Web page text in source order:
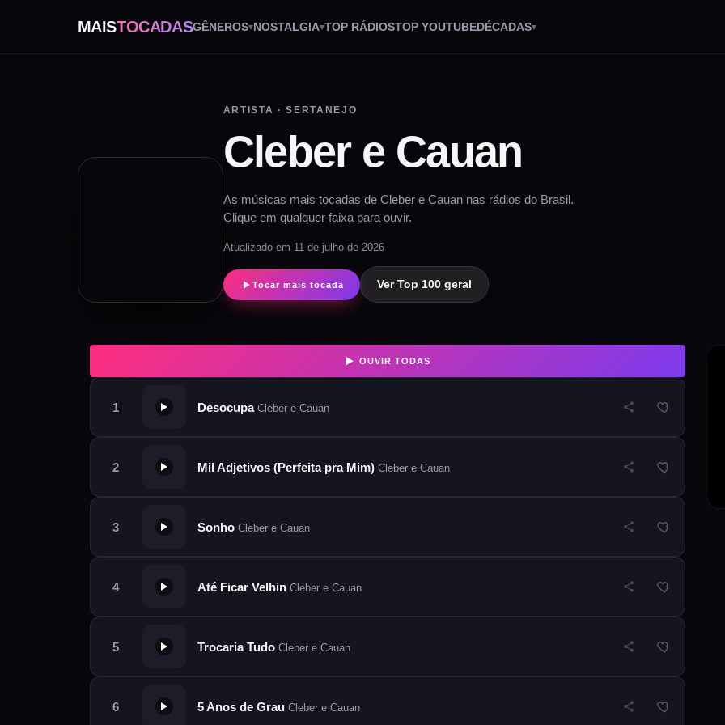
MAISTOCADASGÊNEROS NOSTALGIA TOP RÁDIOSTOP YOUTUBEDÉCADAS
ARTISTA · SERTANEJO
Cleber e Cauan
As músicas mais tocadas de Cleber e Cauan nas rádios do Brasil.
Clique em qualquer faixa para ouvir.
Atualizado em 11 de julho de 2026
Tocar mais tocada Ver Top 100 geral
OUVIR TODAS
DesocupaCleber e Cauan
Mil Adjetivos (Perfeita pra Mim)Cleber e Cauan
Sonho Cleber e Cauan
Até Ficar VelhinCleber e Cauan
Trocaria TudoCleber e Cauan
5 Anos de GrauCleber e Cauan